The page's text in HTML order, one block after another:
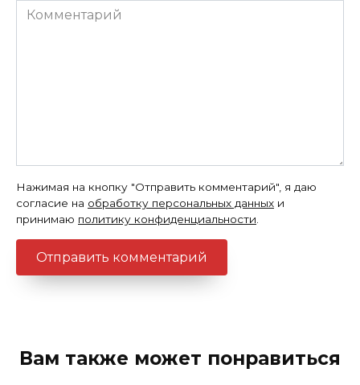
Комментарий
Нажимая на кнопку "Отправить комментарий", я даю
согласие на обработку персональных данных и
принимаю политику конфиденциальности.
Вам также может понравиться